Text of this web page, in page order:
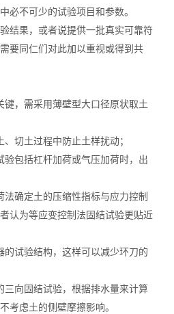
必不可少的试验项目和参数。
结果，或者说提供一批真实可靠符
要同仁们对此加以重视或得到共
键，需采用薄壁型大口径原状取土
切土过程中防止土样扰动；
验包括杠杆加荷或气压加荷时，出
确定土的压缩性指标与应力控制
认为等应变控制法固结试验更贴近
的试验结构，这样可以减少环刀的
三向固结试验，根据排水量来计算
考虑土的侧壁摩擦影响。